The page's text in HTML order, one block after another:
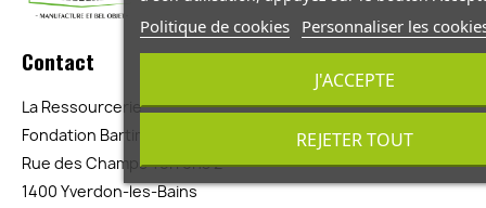
Contact
La Ressourcerie
Fondation Bartimée
Rue des Champs Torrens 2
1400 Yverdon-les-Bains
Politique de cookies Personnaliser les
REJETER TOUT
J'ACCEPTE